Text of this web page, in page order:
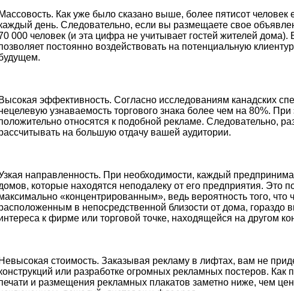
Массовость. Как уже было сказано выше, более пятисот человек
день. Следовательно, если вы размещаете свое
000 человек (и эта цифра не учитывает гостей жителей дома).
постоянно воздействовать на потенциальную
Высокая эффективность. Согласно исследованиям канадских
узнаваемость торгового знака более чем на 80%.
относятся к подобной рекламе. Следовательно,
на большую отдачу вашей аудитории.
направленность. При необходимости, каждый
которые находятся неподалеку от его предприятия. Это
«концентрированным», ведь вероятность того, что
в непосредственной близости от дома, гораздо
к фирме или торговой точке, находящейся на другом
Невысокая стоимость. Заказывая рекламу в лифтах, вам не
или разработке огромных рекламных постеров. Как
и размещения рекламных плакатов заметно ниже, чем